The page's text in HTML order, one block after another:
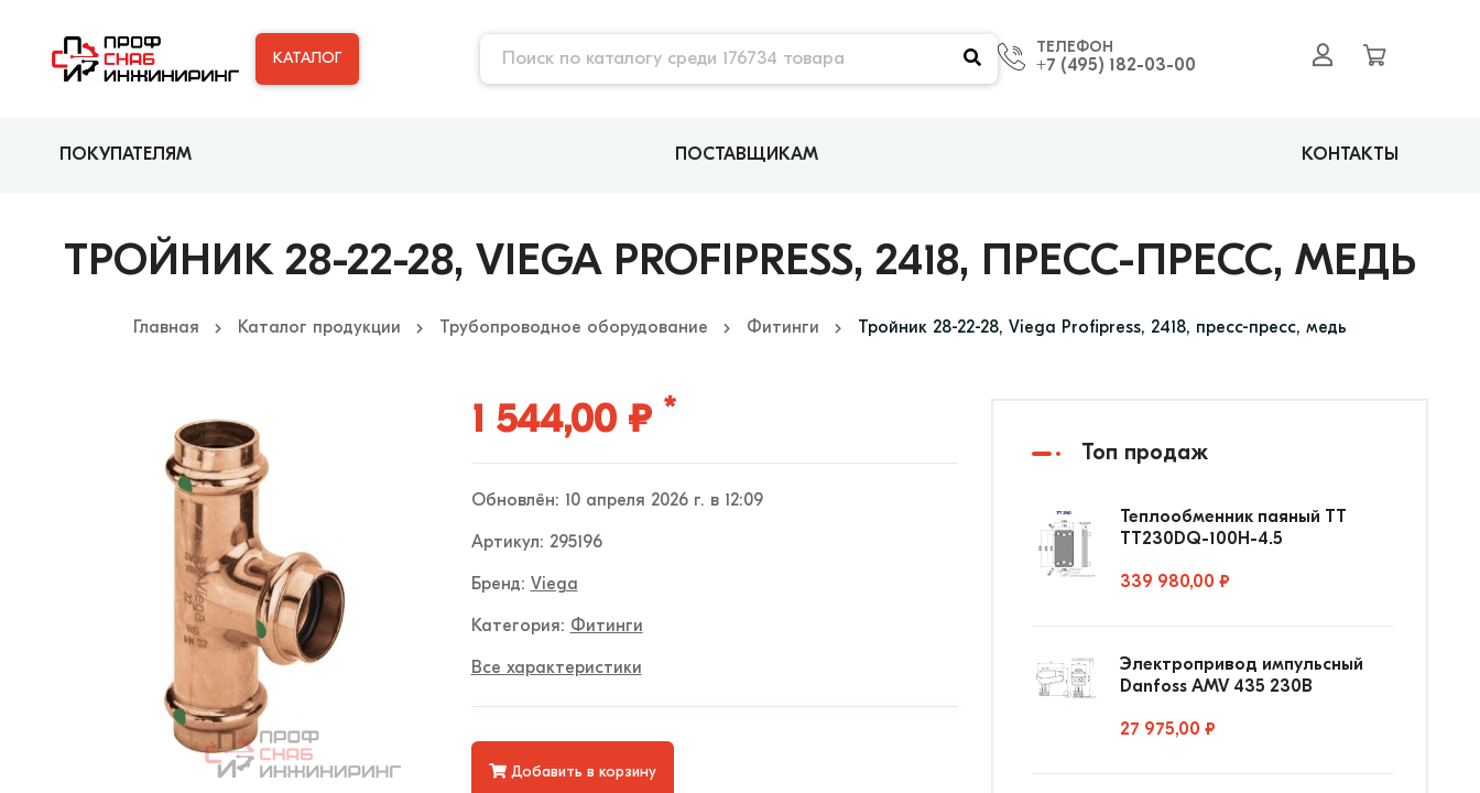
КАТАЛОГ
ТЕЛЕФОН
+7 (495) 182-03-00
ПОКУПАТЕЛЯМ ПОСТАВЩИКАМ КОНТАКТЫ
Главная Каталог продукции Трубопроводное оборудование Фитинги Тройник 28-22-28, Viega Profipress, 2418, пресс-пресс, медь
ТРОЙНИК 28-22-28, VIEGA PROFIPRESS, 2418, ПРЕСС-ПРЕСС, МЕДЬ
1 544,00 ₽ *
Обновлён: 10 апреля 2026 г. в 12:09
Артикул: 295196
Бренд: Viega
Категория: Фитинги
Все характеристики
Добавить в корзину
Топ продаж
Теплообменник паяный ТТ
ТТ230DQ-100Н-4.5
339 980,00 ₽
Электропривод импульсный
Danfoss AMV 435 230В
27 975,00 ₽